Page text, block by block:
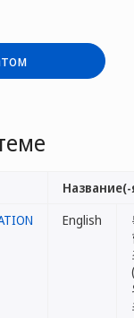
Название(-
English